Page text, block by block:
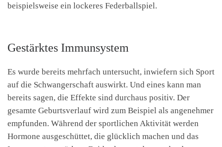
beispielsweise ein lockeres Federballspiel.
Gestärktes Immunsystem
Es wurde bereits mehrfach untersucht, inwiefern sich Sport
auf die Schwangerschaft auswirkt. Und eines kann man
bereits sagen, die Effekte sind durchaus positiv. Der
gesamte Geburtsverlauf wird zum Beispiel als angenehmer
empfunden. Während der sportlichen Aktivität werden
Hormone ausgeschüttet, die glücklich machen und das